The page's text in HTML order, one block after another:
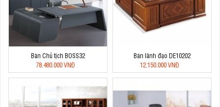
Bàn Chủ tịch BOSS32
78.480.000 VNĐ
Bàn lãnh đạo DE10202
12.150.000 VNĐ